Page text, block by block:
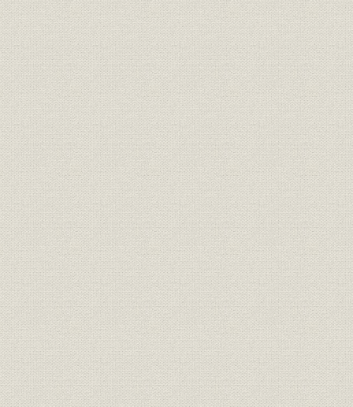
久保田万太郎
田村秋子
栗島すみ子
第三章
大田黒元雄
麻生豊
木村荘八
武井武雄
岩田専太郎
第四章
水谷八重子
佐伯米子
山本嘉次郎